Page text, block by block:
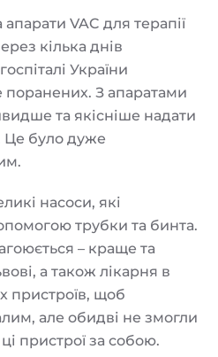
VAC для терапії
кілька днів
України
поранених. З апаратами
та якісніше надати
було дуже
насоси, які
трубки та бинта.
– краще та
а також лікарня в
пристроїв, щоб
але обидві не змогли
пристрої за собою.